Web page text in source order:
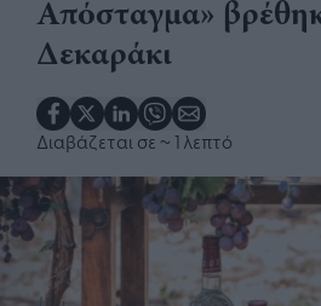
Απόσταγμα»
Δεκαράκι
Διαβάζεται σε ~ 1 λεπτό